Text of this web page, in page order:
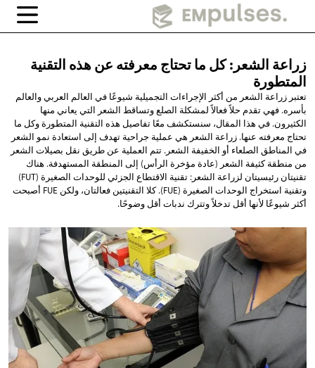
زراعة الشعر: كل ما تحتاج معرفته عن هذه التقنية
المتطورة
تعتبر زراعة الشعر من أكثر الإجراءات التجميلية شيوعًا في العالم العربي والعالم
بأسره. فهي تقدم حلاً فعالاً لمشكلة الصلع وتساقط الشعر التي يعاني منها
الكثيرون. في هذا المقال، سنستكشف معًا تفاصيل هذه التقنية المتطورة وكل ما
تحتاج معرفته عنها. زراعة الشعر هي عملية جراحية تهدف إلى استعادة نمو الشعر
في المناطق الصلعاء أو الخفيفة الشعر. تتم العملية عن طريق نقل بصيلات الشعر
من منطقة كثيفة الشعر (عادة مؤخرة الرأس) إلى المنطقة المستهدفة. هناك
تقنيتان رئيسيتان لزراعة الشعر: تقنية الاقتطاع الجزئي للوحدات الصغيرة (FUT)
وتقنية استخراج الوحدات الصغيرة (FUE). كلا التقنيتين فعالتان، ولكن FUE أصبحت
أكثر شيوعًا لأنها أقل تدخلاً وتترك ندبات أقل وضوحًا.